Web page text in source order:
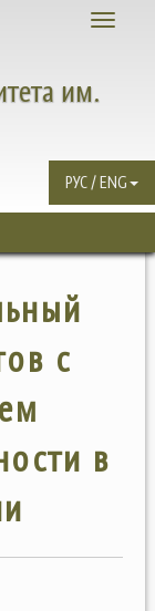
Toggle
им.
РУС / ENG
с
в